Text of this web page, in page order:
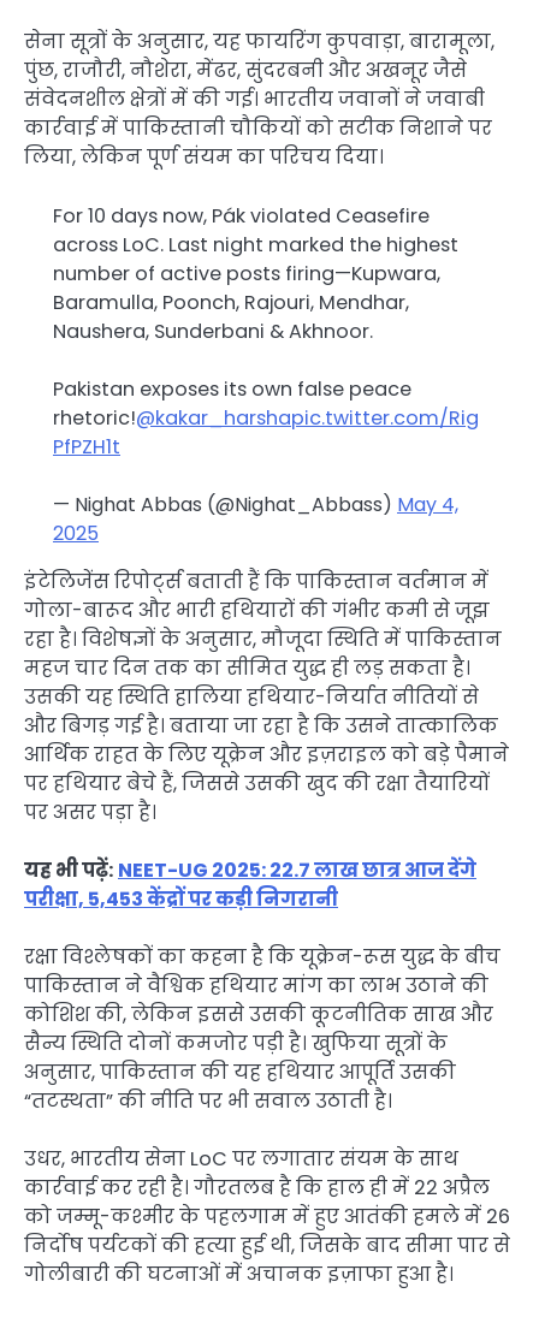
सेना सूत्रों के अनुसार, यह फायरिंग कुपवाड़ा, बारामूला,
पुंछ, राजौरी, नौशेरा, मेंढर, सुंदरबनी और अखनूर जैसे
संवेदनशील क्षेत्रों में की गई। भारतीय जवानों ने जवाबी
कार्रवाई में पाकिस्तानी चौकियों को सटीक निशाने पर
लिया, लेकिन पूर्ण संयम का परिचय दिया।
For 10 days now, Pák violated Ceasefire
across LoC. Last night marked the highest
number of active posts firing—Kupwara,
Baramulla, Poonch, Rajouri, Mendhar,
Naushera, Sunderbani & Akhnoor.
Pakistan exposes its own false peace
rhetoric!@kakar_harshapic.twitter.com/Rig
PfPZH1t
— Nighat Abbas (@Nighat_Abbass) May 4,
2025
इंटेलिजेंस रिपोर्ट्स बताती हैं कि पाकिस्तान वर्तमान में
गोला-बारूद और भारी हथियारों की गंभीर कमी से जूझ
रहा है। विशेषज्ञों के अनुसार, मौजूदा स्थिति में पाकिस्तान
महज चार दिन तक का सीमित युद्ध ही लड़ सकता है।
उसकी यह स्थिति हालिया हथियार-निर्यात नीतियों से
और बिगड़ गई है। बताया जा रहा है कि उसने तात्कालिक
आर्थिक राहत के लिए यूक्रेन और इज़राइल को बड़े पैमाने
पर हथियार बेचे हैं, जिससे उसकी खुद की रक्षा तैयारियों
पर असर पड़ा है।
यह भी पढ़ें: NEET-UG 2025: 22.7 लाख छात्र आज देंगे
परीक्षा, 5,453 केंद्रों पर कड़ी निगरानी
रक्षा विश्लेषकों का कहना है कि यूक्रेन-रूस युद्ध के बीच
पाकिस्तान ने वैश्विक हथियार मांग का लाभ उठाने की
कोशिश की, लेकिन इससे उसकी कूटनीतिक साख और
सैन्य स्थिति दोनों कमजोर पड़ी है। खुफिया सूत्रों के
अनुसार, पाकिस्तान की यह हथियार आपूर्ति उसकी
“तटस्थता” की नीति पर भी सवाल उठाती है।
उधर, भारतीय सेना LoC पर लगातार संयम के साथ
कार्रवाई कर रही है। गौरतलब है कि हाल ही में 22 अप्रैल
को जम्मू-कश्मीर के पहलगाम में हुए आतंकी हमले में 26
निर्दोष पर्यटकों की हत्या हुई थी, जिसके बाद सीमा पार से
गोलीबारी की घटनाओं में अचानक इज़ाफा हुआ है।